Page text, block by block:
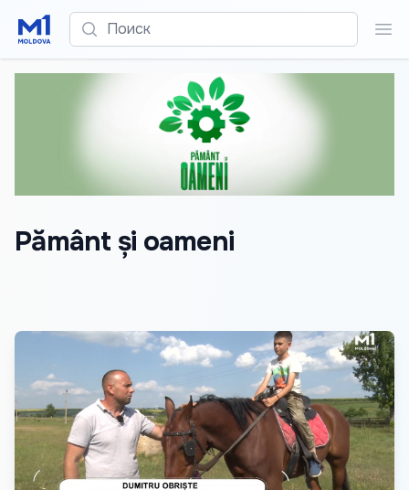
Поиск
Pământ și oameni